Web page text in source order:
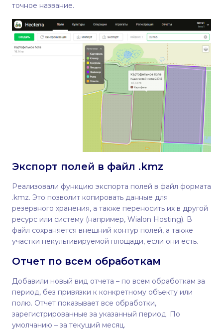
точное название.
Экспорт полей в файл .kmz
Реализовали функцию экспорта полей в файл формата
.kmz. Это позволит копировать данные для
резервного хранения, а также переносить их в другой
ресурс или систему (например, Wialon Hosting). В
файл сохраняется внешний контур полей, а также
участки некультивируемой площади, если они есть.
Отчет по всем обработкам
Добавили новый вид отчета – по всем обработкам за
период, без привязки к конкретному объекту или
полю. Отчет показывает все обработки,
зарегистрированные за указанный период. По
умолчанию – за текущий месяц.